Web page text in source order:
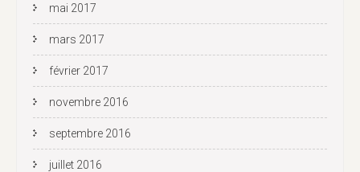
mai 2017
mars 2017
février 2017
novembre 2016
septembre 2016
juillet 2016